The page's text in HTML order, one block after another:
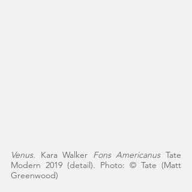
Venus. Kara Walker Fons Americanus Tate
Modern 2019 (detail). Photo: © Tate​ (Matt
Greenwood)